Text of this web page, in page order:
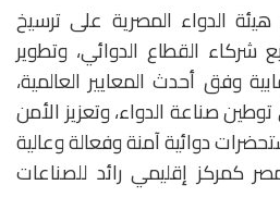
الدواء المصرية على ترسيخ
شركاء القطاع الدوائي، وتطوير
وفق أحدث المعايير العالمية،
صناعة الدواء، وتعزيز الأمن
دوائية آمنة وفعالة وعالية
كمركز إقليمي رائد للصناعات